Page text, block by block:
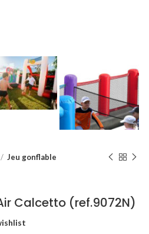
Jeu gonflable
Calcetto (ref.9072N)